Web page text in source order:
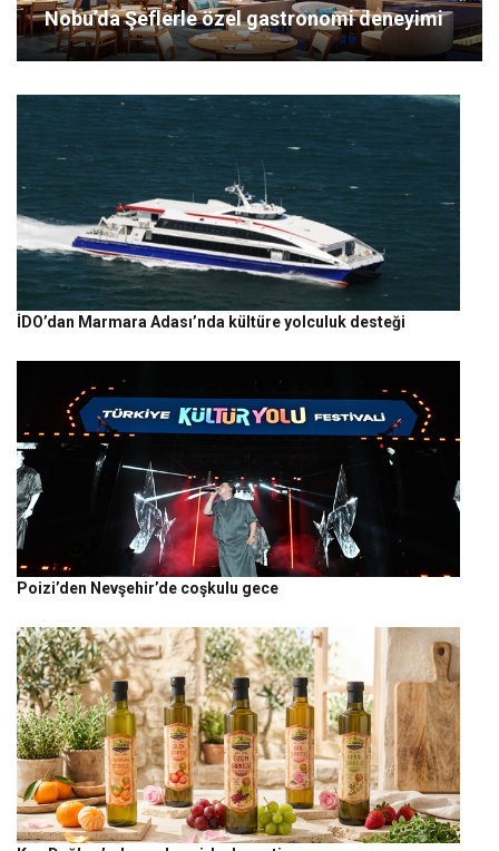
Nobu’da Şeflerle özel gastronomi deneyimi
İDO’dan Marmara Adası’nda kültüre yolculuk desteği
Poizi’den Nevşehir’de coşkulu gece